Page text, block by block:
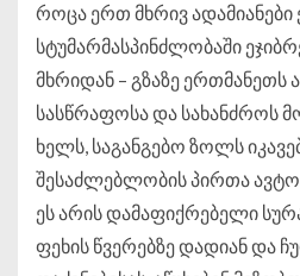
როცა ერთ მხრივ
სტუმარმასპინძლობაში
მხრიდან – გზაზე ერთმანეთს
სასწრაფოსა და სახანძროს
ხელს, საგანგებო ზოლს
შესაძლებლობის პირთა
ეს არის დამაფიქრებელი
ფეხის წვერებზე დადიან და